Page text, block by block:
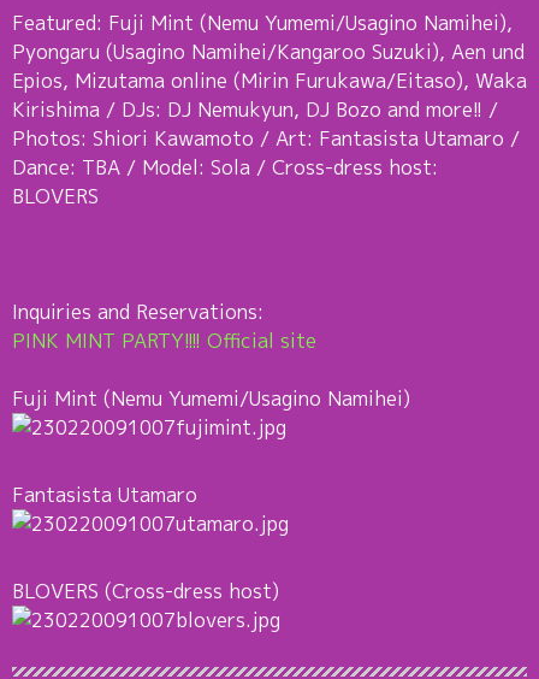
Featured: Fuji Mint (Nemu Yumemi/Usagino Namihei),
Pyongaru (Usagino Namihei/Kangaroo Suzuki), Aen und
Epios, Mizutama online (Mirin Furukawa/Eitaso), Waka
Kirishima / DJs: DJ Nemukyun, DJ Bozo and more!! /
Photos: Shiori Kawamoto / Art: Fantasista Utamaro /
Dance: TBA / Model: Sola / Cross-dress host:
BLOVERS
Inquiries and Reservations:
PINK MINT PARTY!!!! Official site
Fuji Mint (Nemu Yumemi/Usagino Namihei)
Fantasista Utamaro
BLOVERS (Cross-dress host)